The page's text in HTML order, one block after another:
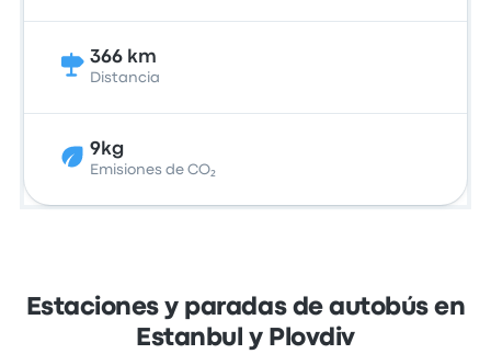
366 km
Distancia
9kg
Emisiones de CO₂
Estaciones y paradas de autobús en
Estanbul y Plovdiv